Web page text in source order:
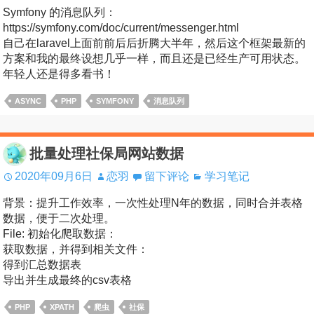
Symfony 的消息队列：
https://symfony.com/doc/current/messenger.html
自己在laravel上面前前后后折腾大半年，然后这个框架最新的
方案和我的最终设想几乎一样，而且还是已经生产可用状态。
年轻人还是得多看书！
ASYNC PHP SYMFONY 消息队列
批量处理社保局网站数据
2020年09月6日 恋羽 留下评论 学习笔记
背景：提升工作效率，一次性处理N年的数据，同时合并表格
数据，便于二次处理。
File: 初始化爬取数据：
获取数据，并得到相关文件：
得到汇总数据表
导出并生成最终的csv表格
PHP XPATH 爬虫 社保